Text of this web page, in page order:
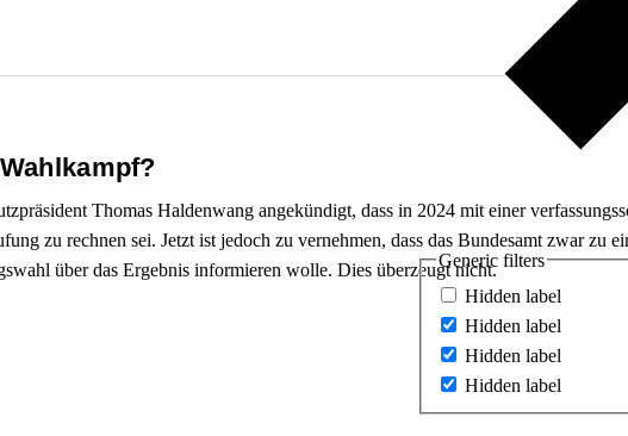
Generic filters
Hidden label
Hidden label
Hidden label
Hidden label
Thomas Haldenwang angekündigt, dass in 2024 mit einer
zu rechnen sei. Jetzt ist jedoch zu vernehmen, dass das Bundesamt zwar zu
über das Ergebnis informieren wolle. Dies überzeugt nicht.